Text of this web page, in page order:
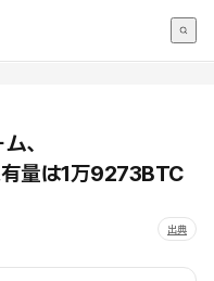
、
量は1万9273BTC
出典